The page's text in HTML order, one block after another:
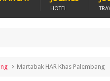
HOTEL
Martabak HAR Khas Palembang